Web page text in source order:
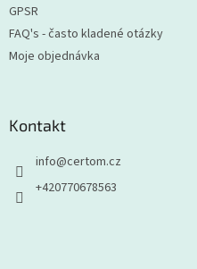
GPSR
FAQ's - často kladené otázky
Moje objednávka
Kontakt
info@certom.cz
+420770678563